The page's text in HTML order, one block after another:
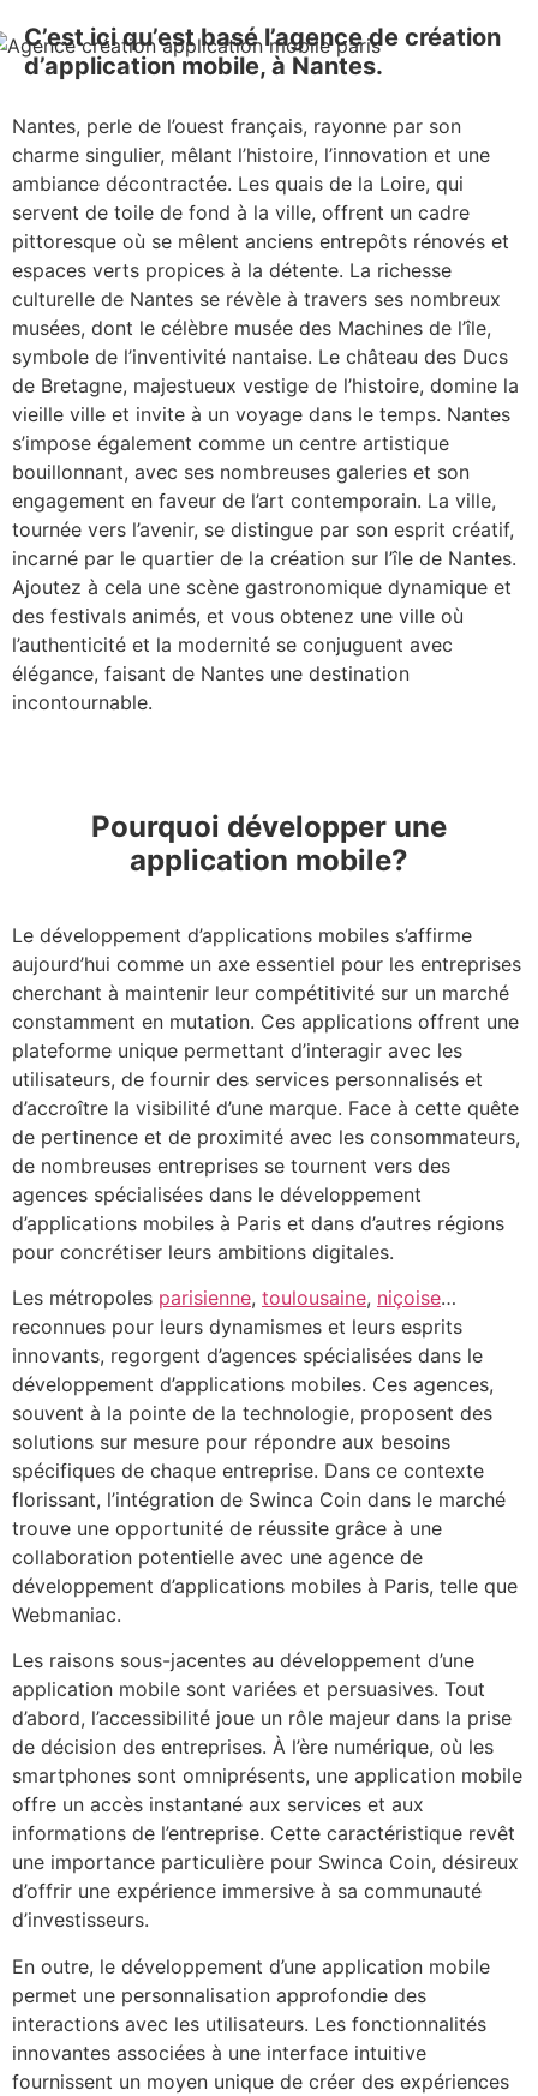
C’est ici qu’est basé l’agence de création
d’application mobile, à Nantes.
Nantes, perle de l’ouest français, rayonne par son
charme singulier, mêlant l’histoire, l’innovation et une
ambiance décontractée. Les quais de la Loire, qui
servent de toile de fond à la ville, offrent un cadre
pittoresque où se mêlent anciens entrepôts rénovés et
espaces verts propices à la détente. La richesse
culturelle de Nantes se révèle à travers ses nombreux
musées, dont le célèbre musée des Machines de l’île,
symbole de l’inventivité nantaise. Le château des Ducs
de Bretagne, majestueux vestige de l’histoire, domine la
vieille ville et invite à un voyage dans le temps. Nantes
s’impose également comme un centre artistique
bouillonnant, avec ses nombreuses galeries et son
engagement en faveur de l’art contemporain. La ville,
tournée vers l’avenir, se distingue par son esprit créatif,
incarné par le quartier de la création sur l’île de Nantes.
Ajoutez à cela une scène gastronomique dynamique et
des festivals animés, et vous obtenez une ville où
l’authenticité et la modernité se conjuguent avec
élégance, faisant de Nantes une destination
incontournable.
Pourquoi développer une
application mobile?
Le développement d’applications mobiles s’affirme
aujourd’hui comme un axe essentiel pour les entreprises
cherchant à maintenir leur compétitivité sur un marché
constamment en mutation. Ces applications offrent une
plateforme unique permettant d’interagir avec les
utilisateurs, de fournir des services personnalisés et
d’accroître la visibilité d’une marque. Face à cette quête
de pertinence et de proximité avec les consommateurs,
de nombreuses entreprises se tournent vers des
agences spécialisées dans le développement
d’applications mobiles à Paris et dans d’autres régions
pour concrétiser leurs ambitions digitales.
Les métropoles parisienne, toulousaine, niçoise…
reconnues pour leurs dynamismes et leurs esprits
innovants, regorgent d’agences spécialisées dans le
développement d’applications mobiles. Ces agences,
souvent à la pointe de la technologie, proposent des
solutions sur mesure pour répondre aux besoins
spécifiques de chaque entreprise. Dans ce contexte
florissant, l’intégration de Swinca Coin dans le marché
trouve une opportunité de réussite grâce à une
collaboration potentielle avec une agence de
développement d’applications mobiles à Paris, telle que
Webmaniac.
Les raisons sous-jacentes au développement d’une
application mobile sont variées et persuasives. Tout
d’abord, l’accessibilité joue un rôle majeur dans la prise
de décision des entreprises. À l’ère numérique, où les
smartphones sont omniprésents, une application mobile
offre un accès instantané aux services et aux
informations de l’entreprise. Cette caractéristique revêt
une importance particulière pour Swinca Coin, désireux
d’offrir une expérience immersive à sa communauté
d’investisseurs.
En outre, le développement d’une application mobile
permet une personnalisation approfondie des
interactions avec les utilisateurs. Les fonctionnalités
innovantes associées à une interface intuitive
fournissent un moyen unique de créer des expériences